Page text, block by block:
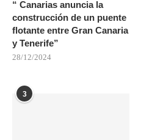
“ Canarias anuncia la
construcción de un puente
flotante entre Gran Canaria
y Tenerife”
28/12/2024
3